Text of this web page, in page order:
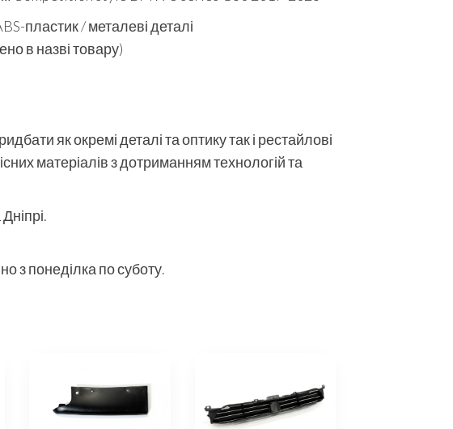
пластик / металеві деталі
в назві товару)
як окремі деталі та оптику так і рестайлові
матеріалів з дотриманням технологій та
з понеділка по суботу.